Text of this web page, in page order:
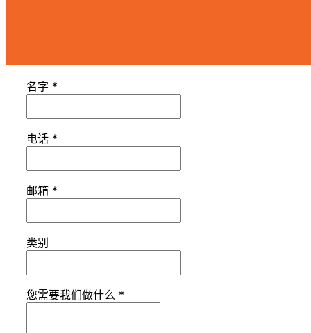
名字 *
电话 *
邮箱 *
类别
您需要我们做什么 *